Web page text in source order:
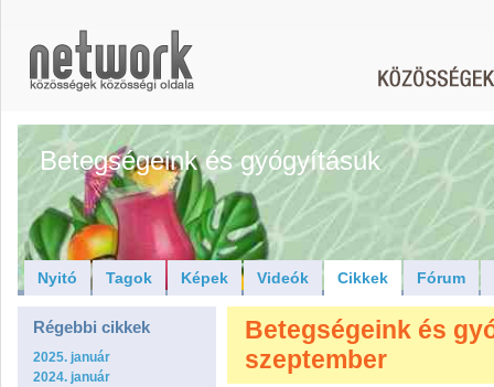
Betegségeink és gyógyításuk
Nyitó Tagok Képek Videók Cikkek Fórum
Régebbi cikkek
2025. január
2024. január
Betegségeink és
szeptember